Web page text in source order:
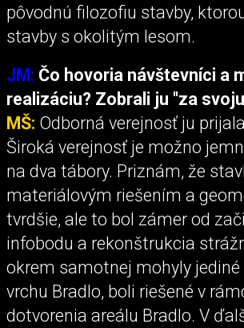
pôvodnú filozofiu stavby,
stavby s okolitým lesom.
JM: Čo hovoria návštevníci a
realizáciu? Zobrali ju "za
MŠ: Odborná verejnosť ju
Široká verejnosť je možno
na dva tábory. Priznám, že
materiálovým riešením a
tvrdšie, ale to bol zámer od
infobodu a rekonštrukcia
okrem samotnej mohyly jediné
vrchu Bradlo, boli riešené v
dotvorenia areálu Bradlo. V